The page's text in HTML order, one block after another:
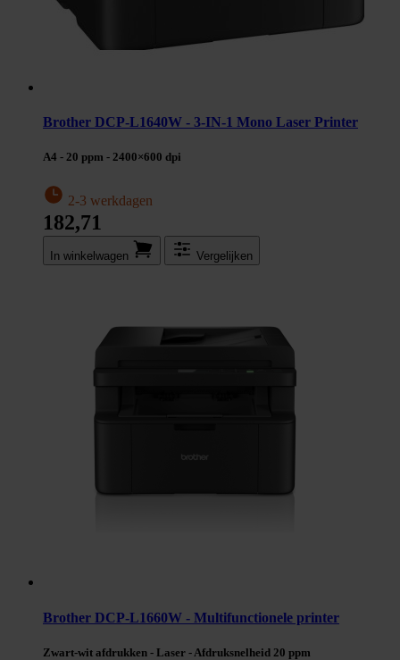
Brother DCP-L1640W - 3-IN-1 Mono Laser Printer
A4 - 20 ppm - 2400×600 dpi
2-3 werkdagen
182,71
In winkel­wagen Vergelijken
Brother DCP-L1660W - Multifunctionele printer
Zwart-wit afdrukken - Laser - Afdruksnelheid 20 ppm